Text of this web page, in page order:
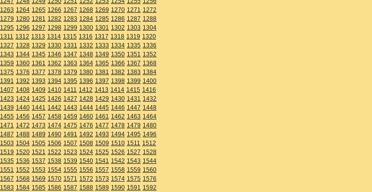
1263 1264 1265 1266 1267 1268 1269 1270 1271 1272
1279 1280 1281 1282 1283 1284 1285 1286 1287 1288
1295 1296 1297 1298 1299 1300 1301 1302 1303 1304
1311 1312 1313 1314 1315 1316 1317 1318 1319 1320
1327 1328 1329 1330 1331 1332 1333 1334 1335 1336
1343 1344 1345 1346 1347 1348 1349 1350 1351 1352
1359 1360 1361 1362 1363 1364 1365 1366 1367 1368
1375 1376 1377 1378 1379 1380 1381 1382 1383 1384
1391 1392 1393 1394 1395 1396 1397 1398 1399 1400
1407 1408 1409 1410 1411 1412 1413 1414 1415 1416
1423 1424 1425 1426 1427 1428 1429 1430 1431 1432
1439 1440 1441 1442 1443 1444 1445 1446 1447 1448
1455 1456 1457 1458 1459 1460 1461 1462 1463 1464
1471 1472 1473 1474 1475 1476 1477 1478 1479 1480
1487 1488 1489 1490 1491 1492 1493 1494 1495 1496
1503 1504 1505 1506 1507 1508 1509 1510 1511 1512
1519 1520 1521 1522 1523 1524 1525 1526 1527 1528
1535 1536 1537 1538 1539 1540 1541 1542 1543 1544
1551 1552 1553 1554 1555 1556 1557 1558 1559 1560
1567 1568 1569 1570 1571 1572 1573 1574 1575 1576
1583 1584 1585 1586 1587 1588 1589 1590 1591 1592